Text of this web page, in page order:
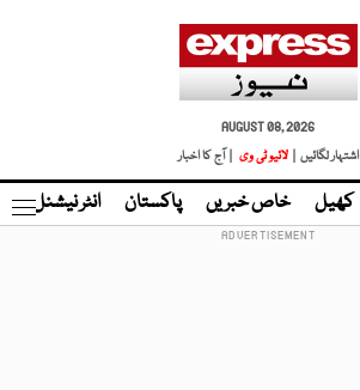
AUGUST 08, 2026
اشتہار لگائیں |
لائیو ٹی وی | آج کا اخبار
کھیل خاص خبریں پاکستان انٹر نیشنل